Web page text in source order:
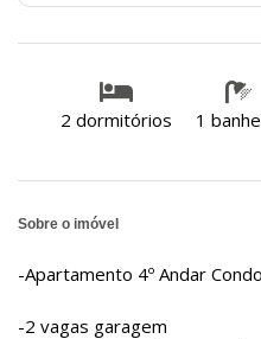
2 dormitórios 1
Sobre o imóvel
-Apartamento 4º Andar
-2 vagas garagem